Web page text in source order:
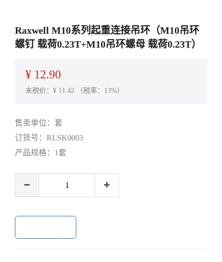
Raxwell M10系列起重连接吊环（M10吊环
螺钉 载荷0.23T+M10吊环螺母 载荷0.23T）
¥ 12.90
未税价：¥ 11.42 （税率：13%）
售卖单位： 套
订货号： RLSK0003
产品规格： 1套